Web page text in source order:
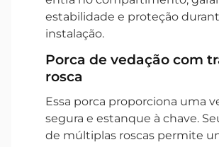
estabilidade e proteção
instalação.
Porca de vedação com
rosca
Essa porca proporciona uma
segura e estanque à chave.
de múltiplas roscas permite